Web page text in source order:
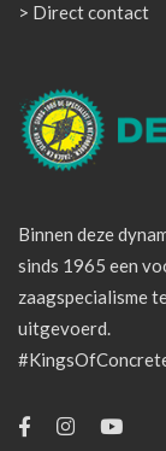
> Direct contact
Binnen deze
sinds 1965 een
zaagspecialisme
uitgevoerd.